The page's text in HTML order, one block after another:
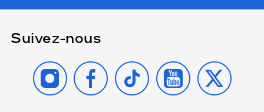
Suivez-nous
INSTAGRAMFACEBOOK
TIKTOK YOUTUBE
X